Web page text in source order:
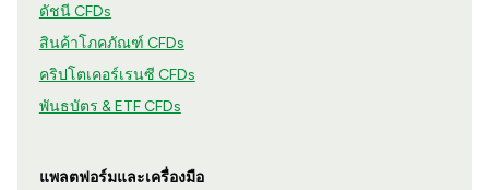
ดัชนี CFDs
สินค้าโภคภัณฑ์ CFDs
คริปโตเคอร์เรนซี CFDs
พันธบัตร & ETF CFDs
แพลตฟอร์มและเครื่องมือ